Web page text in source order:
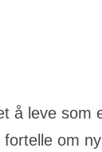
å leve som
om ny